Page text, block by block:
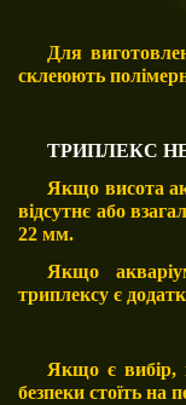
Для
склеюють
ТРИПЛЕКС
Якщо висота
відсутнє або
22 мм.
Якщо
триплексу є
Якщо є вибір,
безпеки стоїть на